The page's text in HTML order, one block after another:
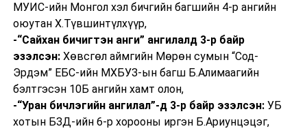
МУИС-ийн Монгол хэл бичгийн багшийн 4-р ангийн
оюутан Х.Түвшинтүлхүүр,
-“Сайхан бичигтэн анги” ангилалд 3-р байр
эзэлсэн:Хөвсгөл аймгийн Мөрөн сумын “Сод-
Эрдэм” ЕБС-ийн МХБУЗ-ын багш Б.Алимаагийн
бэлтгэсэн 10Б ангийн хамт олон,
-“Уран бичлэгийн ангилал”-д 3-р байр эзэлсэн:УБ
хотын БЗД-ийн 6-р хорооны иргэн Б.Ариунцэцэг,